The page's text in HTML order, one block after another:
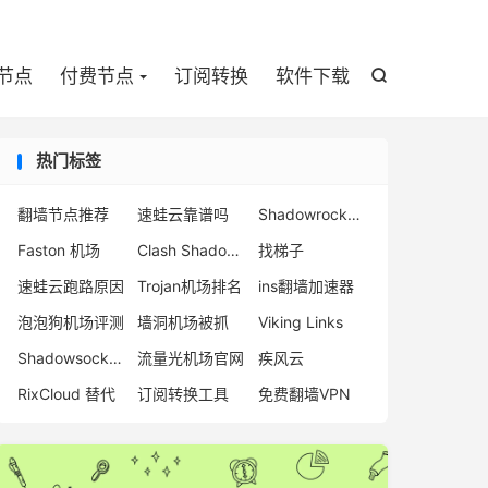

点 付费节点 订阅转换 软件下载
热门标签
翻墙节点推荐 速蛙云靠谱吗
Shadowrocket 机场
Faston 机场
Clash Shadowsocks 订阅
找梯子
速蛙云跑路原因
Trojan机场排名
ins翻墙加速器
泡泡狗机场评测
墙洞机场被抓
Viking Links
Shadowsocks 机场
流量光机场官网
疾风云
RixCloud 替代
订阅转换工具 免费翻墙VPN